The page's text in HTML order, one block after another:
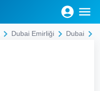
Dubai Emirliği Dubai